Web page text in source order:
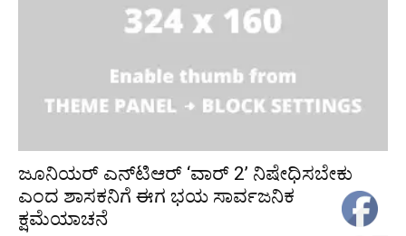
ಜೂನಿಯರ್ ಎನ್‌ಟಿಆರ್ ‘ವಾರ್ 2’ ನಿಷೇಧಿಸಬೇಕು
ಎಂದ ಶಾಸಕನಿಗೆ ಈಗ ಭಯ ಸಾರ್ವಜನಿಕ
ಕ್ಷಮೆಯಾಚನೆ